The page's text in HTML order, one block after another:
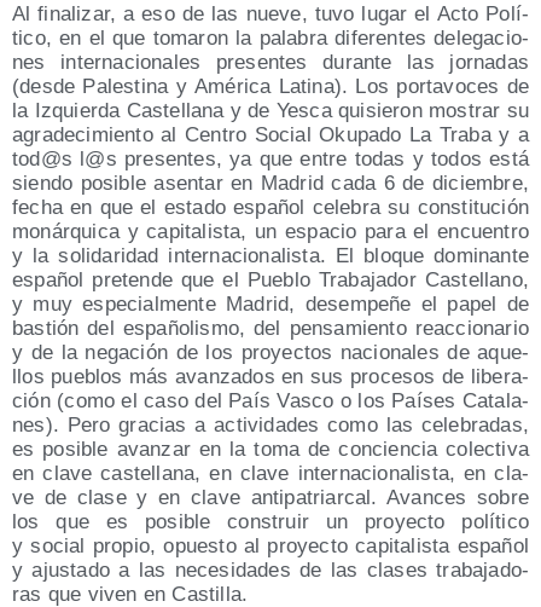
Al fina­li­zar, a eso de las nue­ve, tuvo lugar el Acto Polí­
ti­co, en el que toma­ron la pala­bra dife­ren­tes dele­ga­cio­
nes inter­na­cio­na­les pre­sen­tes duran­te las jor­na­das
(des­de Pales­ti­na y Amé­ri­ca Lati­na). Los por­ta­vo­ces de
la Izquier­da Cas­te­lla­na y de Yes­ca qui­sie­ron mos­trar su
agra­de­ci­mien­to al Cen­tro Social Oku­pa­do La Tra­ba y a
tod@s l@s pre­sen­tes, ya que entre todas y todos está
sien­do posi­ble asen­tar en Madrid cada 6 de diciem­bre,
fecha en que el esta­do espa­ñol cele­bra su cons­ti­tu­ción
monár­qui­ca y capi­ta­lis­ta, un espa­cio para el encuen­tro
y la soli­da­ri­dad inter­na­cio­na­lis­ta. El blo­que domi­nan­te
espa­ñol pre­ten­de que el Pue­blo Tra­ba­ja­dor Cas­te­llano,
y muy espe­cial­men­te Madrid, desem­pe­ñe el papel de
bas­tión del espa­ño­lis­mo, del pen­sa­mien­to reac­cio­na­rio
y de la nega­ción de los pro­yec­tos nacio­na­les de aque­
llos pue­blos más avan­za­dos en sus pro­ce­sos de libe­ra­
ción (como el caso del País Vas­co o los Paí­ses Cata­la­
nes). Pero gra­cias a acti­vi­da­des como las cele­bra­das,
es posi­ble avan­zar en la toma de con­cien­cia colec­ti­va
en cla­ve cas­te­lla­na, en cla­ve inter­na­cio­na­lis­ta, en cla­
ve de cla­se y en cla­ve anti­pa­triar­cal. Avan­ces sobre
los que es posi­ble cons­truir un pro­yec­to polí­ti­co
y social pro­pio, opues­to al pro­yec­to capi­ta­lis­ta espa­ñol
y ajus­ta­do a las nece­si­da­des de las cla­ses tra­ba­ja­do­
ras que viven en Castilla.